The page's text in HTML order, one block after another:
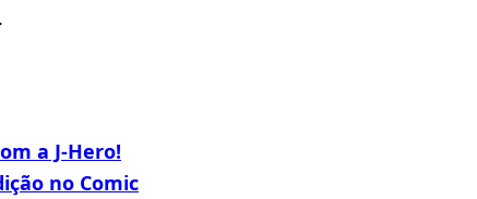
a J-Hero!
no Comic